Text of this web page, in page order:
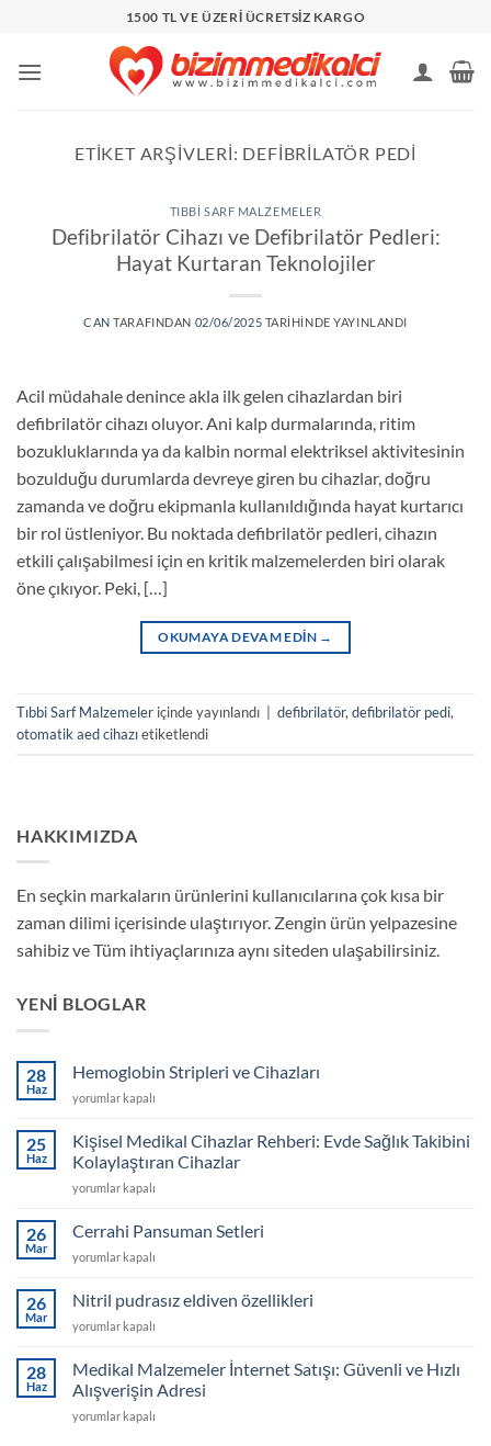
1500 TL VE ÜZERİ ÜCRETSİZ KARGO
ETIKET ARŞIVLERI: DEFIBRILATÖR PEDI
TIBBI SARF MALZEMELER
Defibrilatör Cihazı ve Defibrilatör Pedleri:
Hayat Kurtaran Teknolojiler
CAN TARAFINDAN 02/06/2025 TARIHINDE YAYINLANDI
Acil müdahale denince akla ilk gelen cihazlardan biri
defibrilatör cihazı oluyor. Ani kalp durmalarında, ritim
bozukluklarında ya da kalbin normal elektriksel aktivitesinin
bozulduğu durumlarda devreye giren bu cihazlar, doğru
zamanda ve doğru ekipmanla kullanıldığında hayat kurtarıcı
bir rol üstleniyor. Bu noktada defibrilatör pedleri, cihazın
etkili çalışabilmesi için en kritik malzemelerden biri olarak
öne çıkıyor. Peki, […]
OKUMAYA DEVAM EDIN →
Tıbbi Sarf Malzemeler içinde yayınlandı defibrilatör, defibrilatör pedi,
otomatik aed cihazıetiketlendi
HAKKIMIZDA
En seçkin markaların ürünlerini kullanıcılarına çok kısa bir
zaman dilimi içerisinde ulaştırıyor. Zengin ürün yelpazesine
sahibiz ve Tüm ihtiyaçlarınıza aynı siteden ulaşabilirsiniz.
YENI BLOGLAR
28
Haz
Hemoglobin Stripleri ve Cihazları
Hemoglobin
ve
Cihazları
için
yorumlar kapalı
25
Haz
Kişisel Medikal Cihazlar Rehberi: Evde Sağlık Takibini
Kolaylaştıran Cihazlar
Kişisel
Cihazlar
Rehberi:
Evde
Takibini
Cihazlar
yorumlar kapalı
26
Mar
Cerrahi Pansuman Setleri
Cerrahi
Setleri
için
yorumlar kapalı
26
Mar
Nitril pudrasız eldiven özellikleri
Nitril
eldiven
özellikleri
için
yorumlar kapalı
28
Haz
Medikal Malzemeler İnternet Satışı: Güvenli ve Hızlı
Alışverişin Adresi
Medikal
yorumlar kapalı